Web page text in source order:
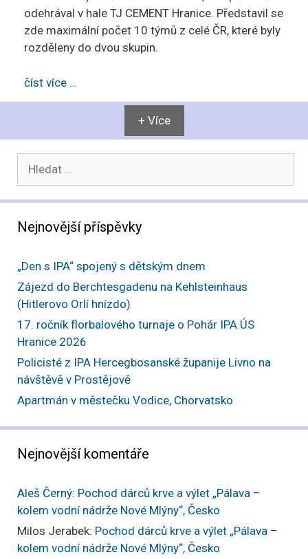
odehrával v hale TJ CEMENT Hranice. Představil se
zde maximální počet 10 týmů z celé ČR, které byly
rozděleny do dvou skupin.
číst více …
+ Více
Nejnovější příspěvky
„Den s IPA“ spojený s dětským dnem
Zájezd do Berchtesgadenu na Kehlsteinhaus
(Hitlerovo Orlí hnízdo)
17. ročník florbalového turnaje o Pohár IPA ÚS
Hranice 2026
Policisté z IPA Hercegbosanské županije Livno na
návštěvě v Prostějově
Apartmán v městečku Vodice, Chorvatsko
Nejnovější komentáře
Aleš Černý: Pochod dárců krve a výlet „Pálava –
kolem vodní nádrže Nové Mlýny“, Česko
Milos Jerabek: Pochod dárců krve a výlet „Pálava –
kolem vodní nádrže Nové Mlýny“, Česko